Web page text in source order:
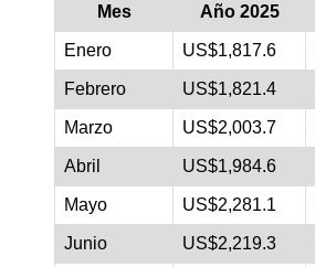
Mes Año 2025
Enero US$1,817.6
Febrero US$1,821.4
Marzo US$2,003.7
Abril US$1,984.6
Mayo US$2,281.1
Junio US$2,219.3